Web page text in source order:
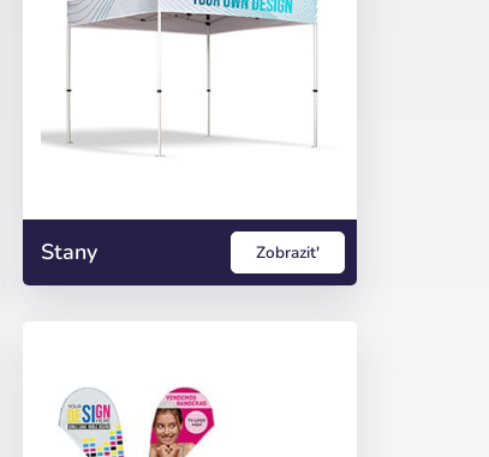
Stany Zobrazit'